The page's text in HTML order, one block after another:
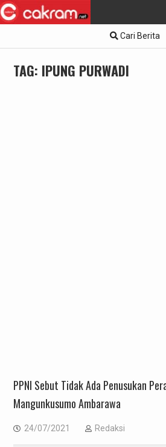
to
Cari Berita
TAG: IPUNG PURWADI
PPNI Sebut Tidak Ada Penusukan
Mangunkusumo Ambarawa
24/07/2021 Redaksi